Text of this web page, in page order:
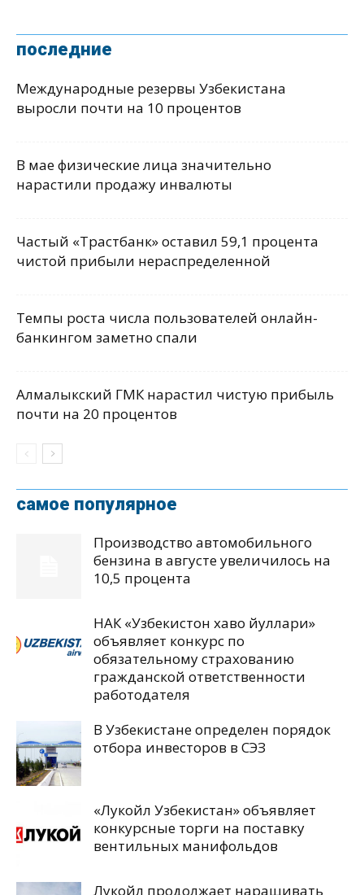
последние
Международные резервы Узбекистана
выросли почти на 10 процентов
В мае физические лица значительно
нарастили продажу инвалюты
Частый «Трастбанк» оставил 59,1 процента
чистой прибыли нераспределенной
Темпы роста числа пользователей онлайн-
банкингом заметно спали
Алмалыкский ГМК нарастил чистую прибыль
почти на 20 процентов
самое популярное
Производство автомобильного
бензина в августе увеличилось на
10,5 процента
НАК «Узбекистон хаво йуллари»
объявляет конкурс по
обязательному страхованию
гражданской ответственности
работодателя
В Узбекистане определен порядок
отбора инвесторов в СЭЗ
«Лукойл Узбекистан» объявляет
конкурсные торги на поставку
вентильных манифольдов
Лукойл продолжает наращивать